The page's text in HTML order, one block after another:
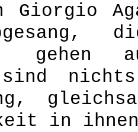
Giorgio
gehen
in